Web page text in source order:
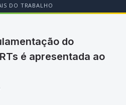
DO TRABALHO
do
é apresentada ao